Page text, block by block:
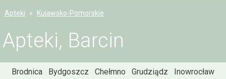
Apteki Kujawsko-Pomorskie
Apteki, Barcin
Brodnica Bydgoszcz Chełmno Grudziądz
Inowrocław